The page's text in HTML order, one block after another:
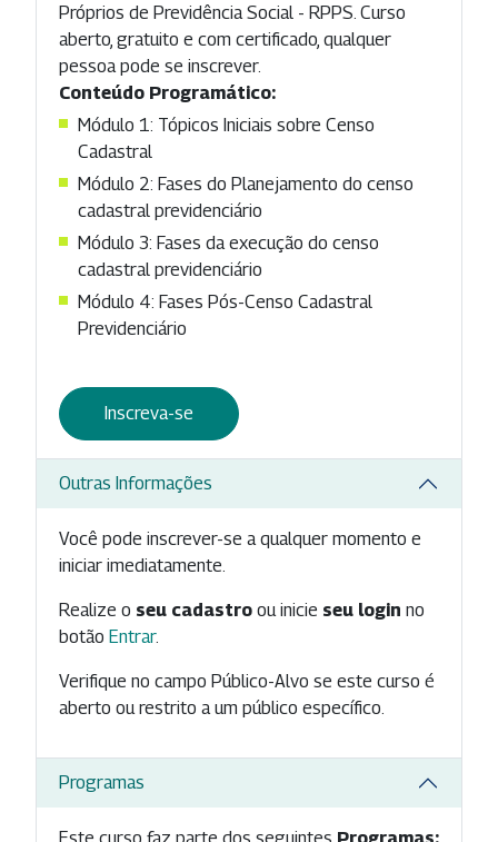
Próprios de Previdência Social - RPPS. Curso
aberto, gratuito e com certificado, qualquer
pessoa pode se inscrever.
Conteúdo Programático:
Módulo 1: Tópicos Iniciais sobre Censo
Cadastral
Módulo 2: Fases do Planejamento do censo
cadastral previdenciário
Módulo 3: Fases da execução do censo
cadastral previdenciário
Módulo 4: Fases Pós-Censo Cadastral
Previdenciário
Inscreva-se
Outras Informações
Você pode inscrever-se a qualquer momento e
iniciar imediatamente.
Realize o seu cadastro ou inicie seu login no
botão Entrar.
Verifique no campo Público-Alvo se este curso é
aberto ou restrito a um público específico.
Programas